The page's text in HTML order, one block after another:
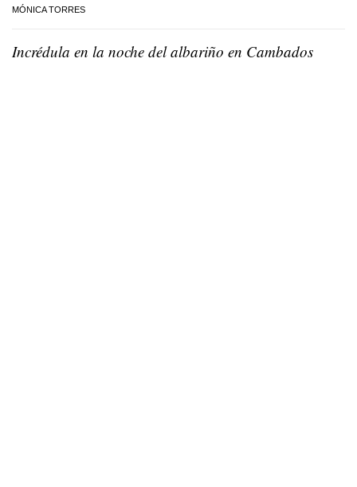
MÓNICA TORRES
Incrédula en la noche del albariño en Cambados